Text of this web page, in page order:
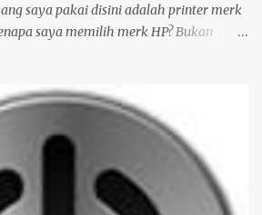
saya pakai disini adalah printer merk
saya memilih merk HP? Bukan
. Langsung saja saya mulai langkah-
HP 1515 di Ubuntu desktop . Cara
untuk merk printer lainnya, hanya saja
ketersediaan driver untuk sistem
Oh iya, saran saya, saat melakukan
lebih baik komputer Ubuntu anda